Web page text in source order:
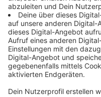
Wissenschaft und
einer
Bereich die meisten
Gesundheits- und
Branche bei uns.
Region Köln/Bonn
Nordrhein-Westfalen.
NRW am